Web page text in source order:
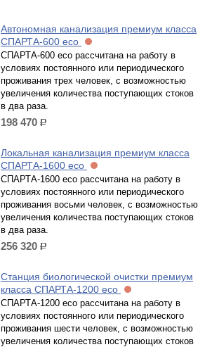
Автономная канализация премиум класса
СПАРТА-600 eco
СПАРТА-600 есо рассчитана на работу в
условиях постоянного или периодического
проживания трех человек, с возможностью
увеличения количества поступающих стоков
в два раза.
198 470 р.
Локальная канализация премиум класса
СПАРТА-1600 eco
СПАРТА-1600 есо рассчитана на работу в
условиях постоянного или периодического
проживания восьми человек, с возможностью
увеличения количества поступающих стоков
в два раза.
256 320 р.
Станция биологической очистки премиум
класса СПАРТА-1200 eco
СПАРТА-1200 есо рассчитана на работу в
условиях постоянного или периодического
проживания шести человек, с возможностью
увеличения количества поступающих стоков